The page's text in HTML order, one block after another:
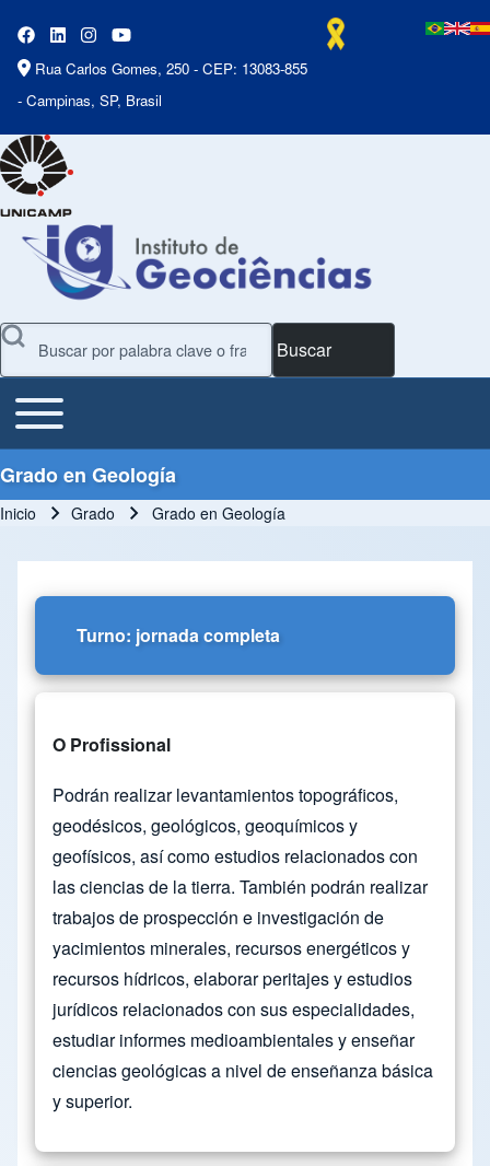
Rua Carlos Gomes, 250 - CEP: 13083-855
- Campinas, SP, Brasil
Buscar
Main Menu
Toggle main menu
Grado en Geología
Inicio Grado Grado en Geología
Turno: jornada completa
O Profissional
Podrán realizar levantamientos topográficos,
geodésicos, geológicos, geoquímicos y
geofísicos, así como estudios relacionados con
las ciencias de la tierra. También podrán realizar
trabajos de prospección e investigación de
yacimientos minerales, recursos energéticos y
recursos hídricos, elaborar peritajes y estudios
jurídicos relacionados con sus especialidades,
estudiar informes medioambientales y enseñar
ciencias geológicas a nivel de enseñanza básica
y superior.